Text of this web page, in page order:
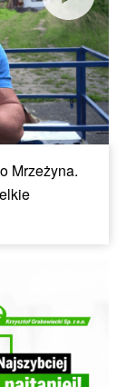
Mrzeżyna.